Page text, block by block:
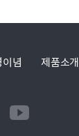
념 제품소개